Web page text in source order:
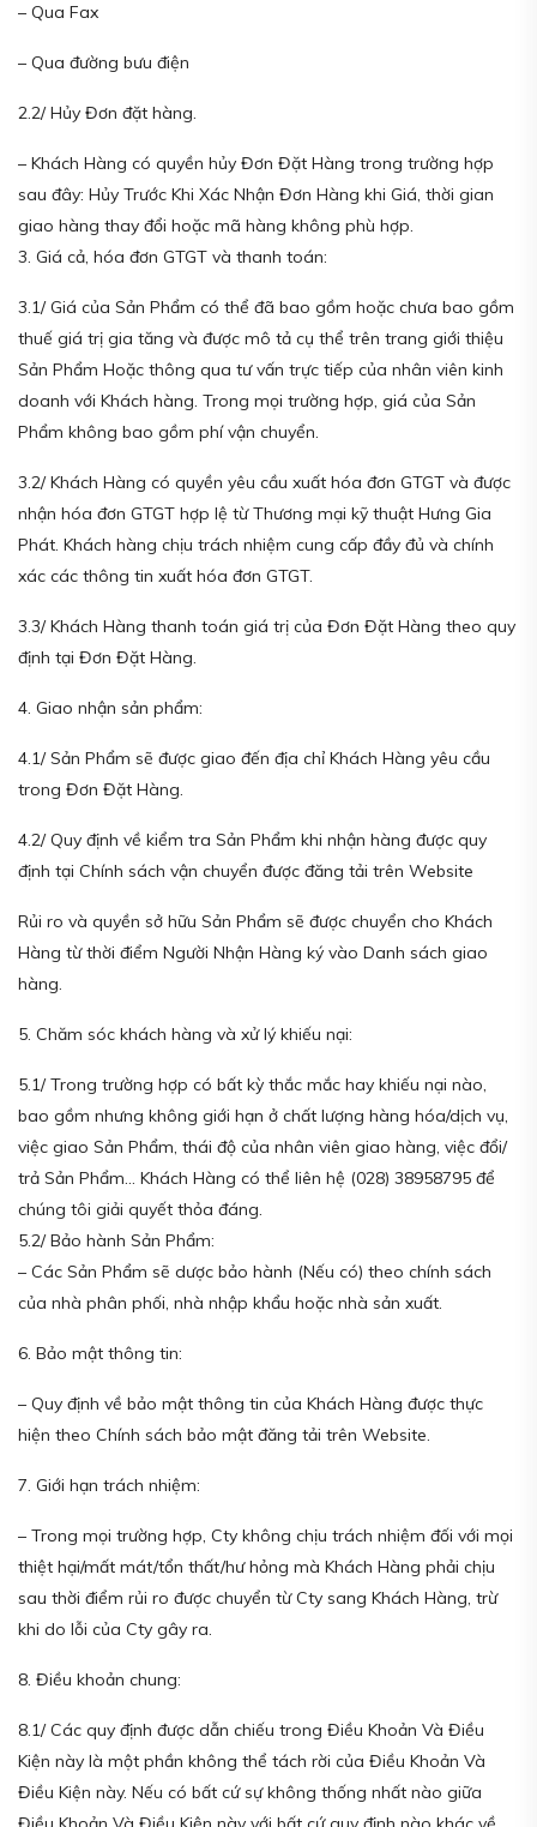
– Qua Fax
– Qua đường bưu điện
2.2/ Hủy Đơn đặt hàng.
– Khách Hàng có quyền hủy Đơn Đặt Hàng trong trường hợp
sau đây: Hủy Trước Khi Xác Nhận Đơn Hàng khi Giá, thời gian
giao hàng thay đổi hoặc mã hàng không phù hợp.
3. Giá cả, hóa đơn GTGT và thanh toán:
3.1/ Giá của Sản Phẩm có thể đã bao gồm hoặc chưa bao gồm
thuế giá trị gia tăng và được mô tả cụ thể trên trang giới thiệu
Sản Phẩm Hoặc thông qua tư vấn trực tiếp của nhân viên kinh
doanh với Khách hàng. Trong mọi trường hợp, giá của Sản
Phẩm không bao gồm phí vận chuyển.
3.2/ Khách Hàng có quyền yêu cầu xuất hóa đơn GTGT và được
nhận hóa đơn GTGT hợp lệ từ Thương mại kỹ thuật Hưng Gia
Phát. Khách hàng chịu trách nhiệm cung cấp đầy đủ và chính
xác các thông tin xuất hóa đơn GTGT.
3.3/ Khách Hàng thanh toán giá trị của Đơn Đặt Hàng theo quy
định tại Đơn Đặt Hàng.
4. Giao nhận sản phẩm:
4.1/ Sản Phẩm sẽ được giao đến địa chỉ Khách Hàng yêu cầu
trong Đơn Đặt Hàng.
4.2/ Quy định về kiểm tra Sản Phẩm khi nhận hàng được quy
định tại Chính sách vận chuyển được đăng tải trên Website
Rủi ro và quyền sở hữu Sản Phẩm sẽ được chuyển cho Khách
Hàng từ thời điểm Người Nhận Hàng ký vào Danh sách giao
hàng.
5. Chăm sóc khách hàng và xử lý khiếu nại:
5.1/ Trong trường hợp có bất kỳ thắc mắc hay khiếu nại nào,
bao gồm nhưng không giới hạn ở chất lượng hàng hóa/dịch vụ,
việc giao Sản Phẩm, thái độ của nhân viên giao hàng, việc đổi/
trả Sản Phẩm… Khách Hàng có thể liên hệ (028) 38958795 để
chúng tôi giải quyết thỏa đáng.
5.2/ Bảo hành Sản Phẩm:
– Các Sản Phẩm sẽ dược bảo hành (Nếu có) theo chính sách
của nhà phân phối, nhà nhập khẩu hoặc nhà sản xuất.
6. Bảo mật thông tin:
– Quy định về bảo mật thông tin của Khách Hàng được thực
hiện theo Chính sách bảo mật đăng tải trên Website.
7. Giới hạn trách nhiệm:
– Trong mọi trường hợp, Cty không chịu trách nhiệm đối với mọi
thiệt hại/mất mát/tổn thất/hư hỏng mà Khách Hàng phải chịu
sau thời điểm rủi ro được chuyển từ Cty sang Khách Hàng, trừ
khi do lỗi của Cty gây ra.
8. Điều khoản chung:
8.1/ Các quy định được dẫn chiếu trong Điều Khoản Và Điều
Kiện này là một phần không thể tách rời của Điều Khoản Và
Điều Kiện này. Nếu có bất cứ sự không thống nhất nào giữa